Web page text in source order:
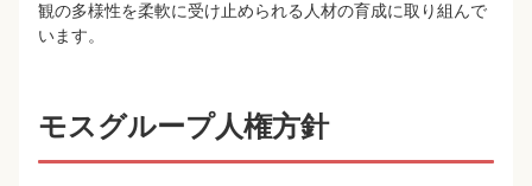
観の多様性を柔軟に受け止められる人材の育成に取り組んで
います。
モスグループ人権方針